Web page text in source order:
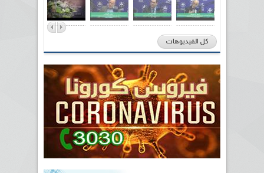
كل الفيديوهات